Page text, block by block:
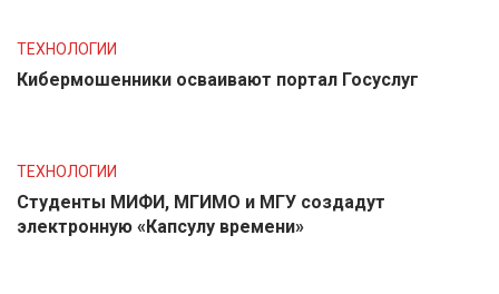
ТЕХНОЛОГИИ
Кибермошенники осваивают портал Госуслуг
ТЕХНОЛОГИИ
Студенты МИФИ, МГИМО и МГУ создадут
электронную «Капсулу времени»